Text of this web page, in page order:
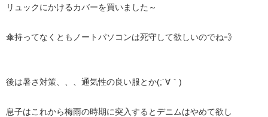
リュックにかけるカバーを買いました～
傘持ってなくともノートパソコンは死守して欲しいのでね💨
後は暑さ対策、、、通気性の良い服とか(;´∀｀)
息子はこれから梅雨の時期に突入するとデニムはやめて欲し